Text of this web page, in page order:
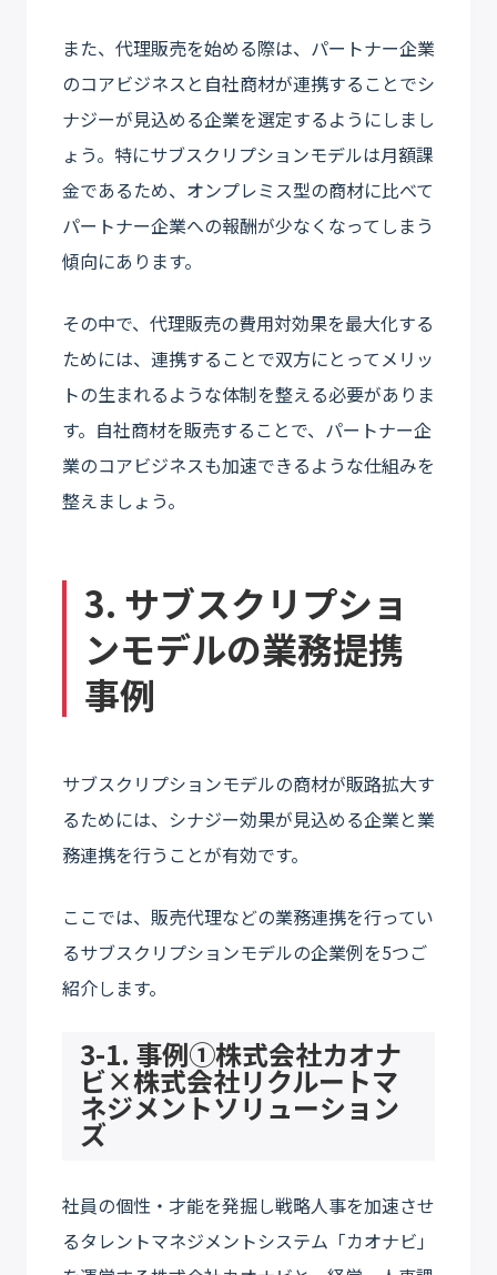
また、代理販売を始める際は、パートナー企業
のコアビジネスと自社商材が連携することでシ
ナジーが見込める企業を選定するようにしまし
ょう。特にサブスクリプションモデルは月額課
金であるため、オンプレミス型の商材に比べて
パートナー企業への報酬が少なくなってしまう
傾向にあります。
その中で、代理販売の費用対効果を最大化する
ためには、連携することで双方にとってメリッ
トの生まれるような体制を整える必要がありま
す。自社商材を販売することで、パートナー企
業のコアビジネスも加速できるような仕組みを
整えましょう。
3. サブスクリプショ
ンモデルの業務提携
事例
サブスクリプションモデルの商材が販路拡大す
るためには、シナジー効果が見込める企業と業
務連携を行うことが有効です。
ここでは、販売代理などの業務連携を行ってい
るサブスクリプションモデルの企業例を5つご
紹介します。
3-1. 事例①株式会社カオナ
ビ×株式会社リクルートマ
ネジメントソリューション
ズ
社員の個性・才能を発掘し戦略人事を加速させ
るタレントマネジメントシステム「カオナビ」